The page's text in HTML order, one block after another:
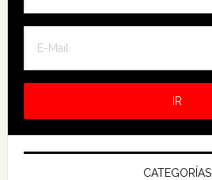
CATEGORÍAS